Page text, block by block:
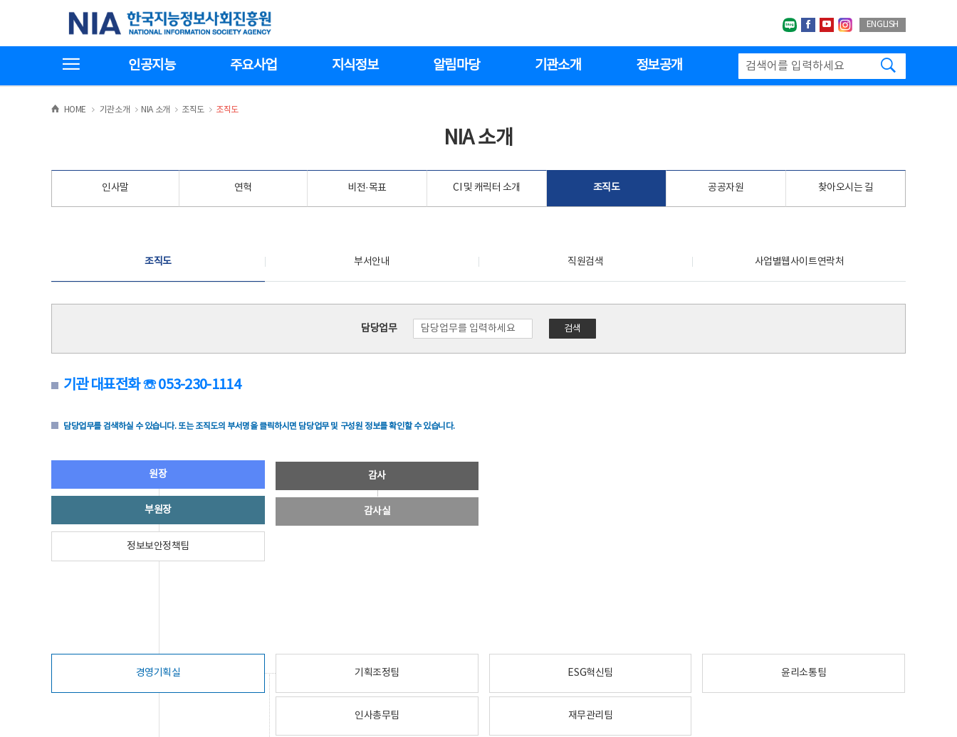
기
한국지능정보사회진흥원
네이버블로그
페이스북
유투브인스타그랩
ENGLISH
인공지능 주요사업 지식정보 알림마당 기관소개 정보공개
HOME >
기관소개 >NIA 소개 >
조직도 >
조직도
NIA 소개
인사말 연혁 비전·목표 CI 및 캐릭터 소개 조직도 공공자원 찾아오시는 길
조직도 부서안내 직원검색 사업별웹사이트연락처
담당업무 검색
기관 대표전화 ☏ 053-230-1114
담당업무를 검색하실 수 있습니다. 또는 조직도의 부서명을 클릭하시면 담당업무 및 구성원 정보를 확인할 수 있습니다.
원장
부원장
정보보안정책팀
감사
감사실
경영기획실 기획조정팀 ESG혁신팀 윤리소통팀
인사총무팀 재무관리팀